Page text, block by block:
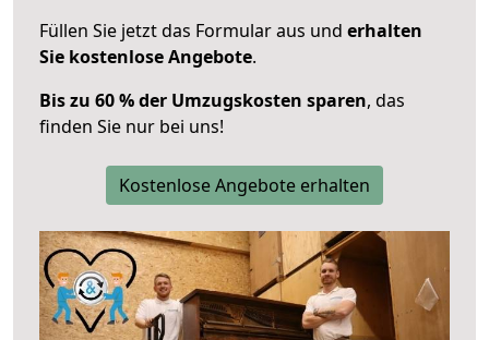
Füllen Sie jetzt das Formular aus und erhalten
Sie kostenlose Angebote.
Bis zu 60 % der Umzugskosten sparen, das
finden Sie nur bei uns!
Kostenlose Angebote erhalten